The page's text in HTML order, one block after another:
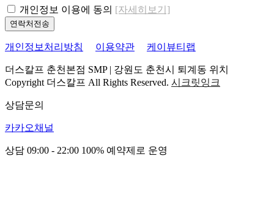
개인정보 이용에 동의 [자세히보기]
개인정보처리방침 이용약관 케이뷰티랩
더스칼프 춘천본점 SMP | 강원도 춘천시 퇴계동 위치
Copyright 더스칼프 All Rights Reserved. 시크릿잉크
상담문의
카카오채널
상담 09:00 - 22:00 100% 예약제로 운영